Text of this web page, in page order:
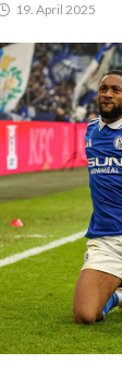
19. April 2025